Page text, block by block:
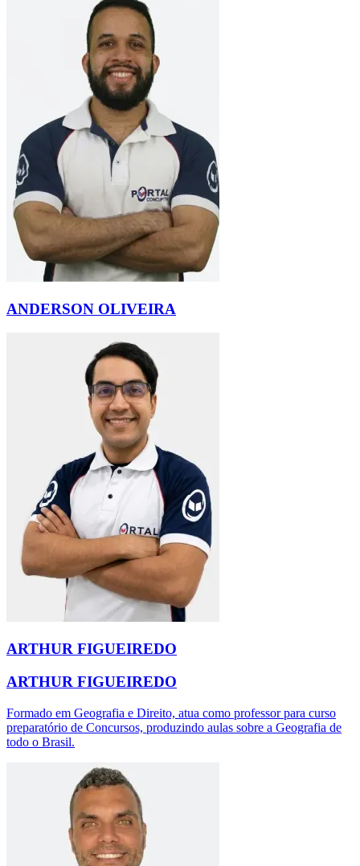
ANDERSON OLIVEIRA
ARTHUR FIGUEIREDO
ARTHUR FIGUEIREDO
Formado em Geografia e Direito, atua como professor para curso
preparatório de Concursos, produzindo aulas sobre a Geografia de
todo o Brasil.